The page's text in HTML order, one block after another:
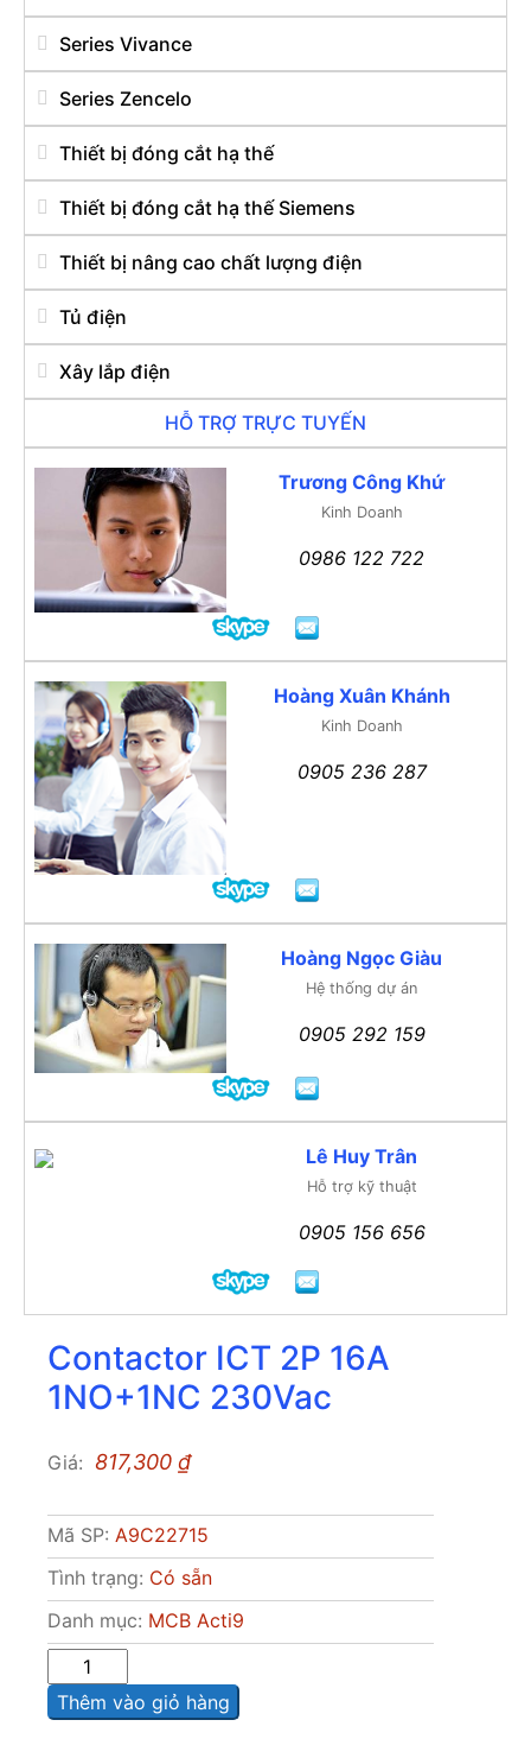
Series Vivance
Series Zencelo
Thiết bị đóng cắt hạ thế
Thiết bị đóng cắt hạ thế Siemens
Thiết bị nâng cao chất lượng điện
Tủ điện
Xây lắp điện
HỖ TRỢ TRỰC TUYẾN
Trương Công Khứ
Kinh Doanh
0986 122 722
Hoàng Xuân Khánh
Kinh Doanh
0905 236 287
Hoàng Ngọc Giàu
Hệ thống dự án
0905 292 159
Lê Huy Trân
Hỗ trợ kỹ thuật
0905 156 656
Contactor ICT 2P 16A
1NO+1NC 230Vac
Giá: 817,300 ₫
Mã SP: A9C22715
Tình trạng: Có sẵn
Danh mục: MCB Acti9
lượng
Thêm vào giỏ hàng